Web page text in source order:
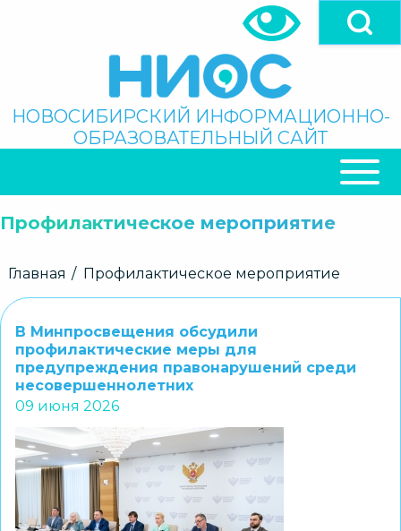
Поиск
НОВОСИБИРСКИЙ ИНФОРМАЦИОННО-
ОБРАЗОВАТЕЛЬНЫЙ САЙТ
НАВИГАЦИЯ
Профилактическое мероприятие
Строка
Главная Профилактическое мероприятие
В Минпросвещения обсудили
профилактические меры для
предупреждения правонарушений среди
несовершеннолетних
09 июня 2026